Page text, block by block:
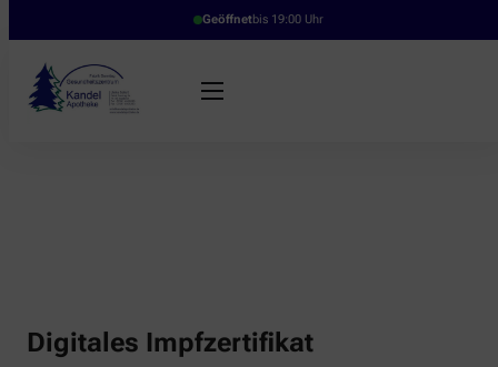
Geöffnetbis 19:00 Uhr
Digitales Impfzertifikat